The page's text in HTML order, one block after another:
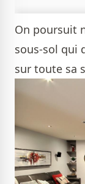
On poursuit
sous-sol qui
sur toute sa